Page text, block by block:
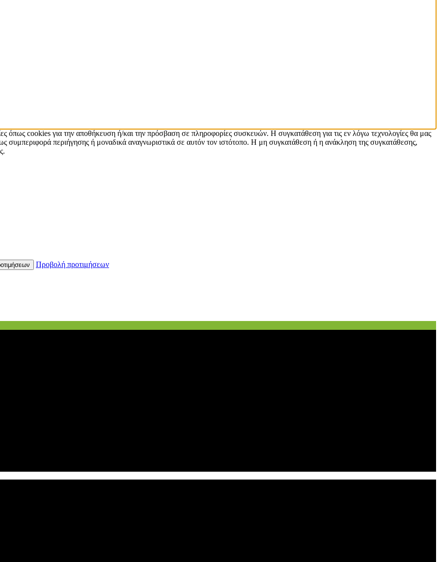
όπως cookies για την αποθήκευση ή/και την πρόσβαση σε πληροφορίες συσκευών. Η συγκατάθεση για τις εν λόγω τεχνολογίες θα μας
συμπεριφορά περιήγησης ή μοναδικά αναγνωριστικά σε αυτόν τον ιστότοπο. Η μη συγκατάθεση ή η ανάκληση της συγκατάθεσης,
Προβολή προτιμήσεων